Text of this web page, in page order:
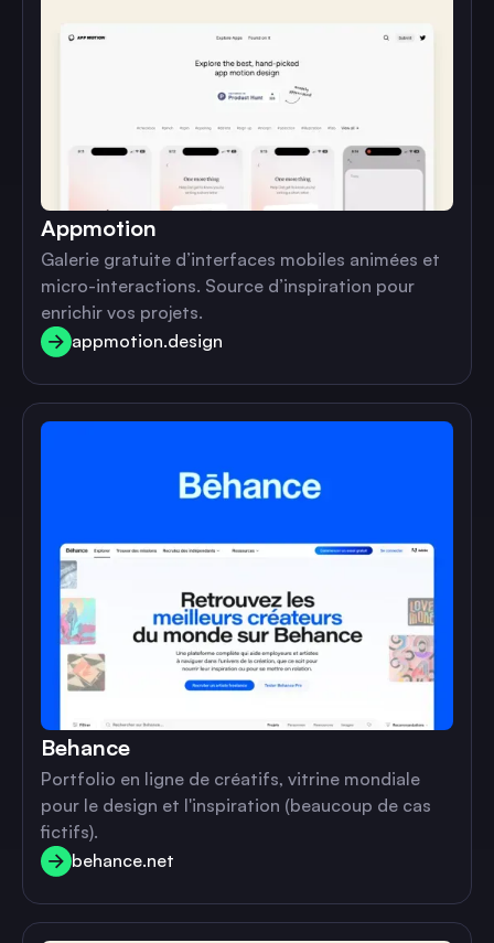
Appmotion
Galerie gratuite d’interfaces mobiles animées et
micro-interactions. Source d’inspiration pour
enrichir vos projets.
appmotion.design
Behance
Portfolio en ligne de créatifs, vitrine mondiale
pour le design et l'inspiration (beaucoup de cas
fictifs).
behance.net